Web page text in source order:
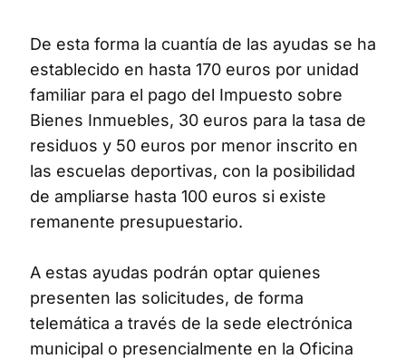
De esta forma la cuantía de las ayudas se ha
establecido en hasta 170 euros por unidad
familiar para el pago del Impuesto sobre
Bienes Inmuebles, 30 euros para la tasa de
residuos y 50 euros por menor inscrito en
las escuelas deportivas, con la posibilidad
de ampliarse hasta 100 euros si existe
remanente presupuestario.
A estas ayudas podrán optar quienes
presenten las solicitudes, de forma
telemática a través de la sede electrónica
municipal o presencialmente en la Oficina